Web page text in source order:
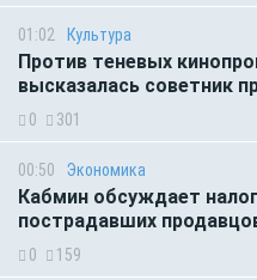
01:02 Культура
Против теневых
высказалась советник
0 301
00:50 Экономика
Кабмин обсуждает
пострадавших
0 159